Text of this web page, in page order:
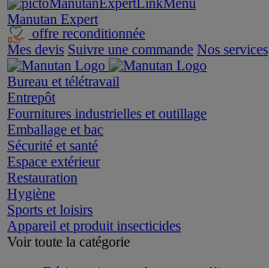
Manutan Expert
offre reconditionnée
Mes devis Suivre une commande Nos services
Bureau et télétravail
Entrepôt
Fournitures industrielles et outillage
Emballage et bac
Sécurité et santé
Espace extérieur
Restauration
Hygiène
Sports et loisirs
Appareil et produit insecticides
Voir toute la catégorie